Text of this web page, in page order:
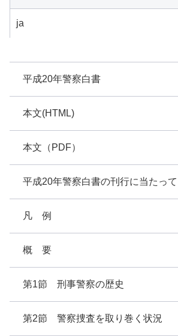
平成20年警察白書
本文(HTML)
本文（PDF）
平成20年警察白書の刊行に当たって
凡 例
概 要
第1節 刑事警察の歴史
第2節 警察捜査を取り巻く状況
ja